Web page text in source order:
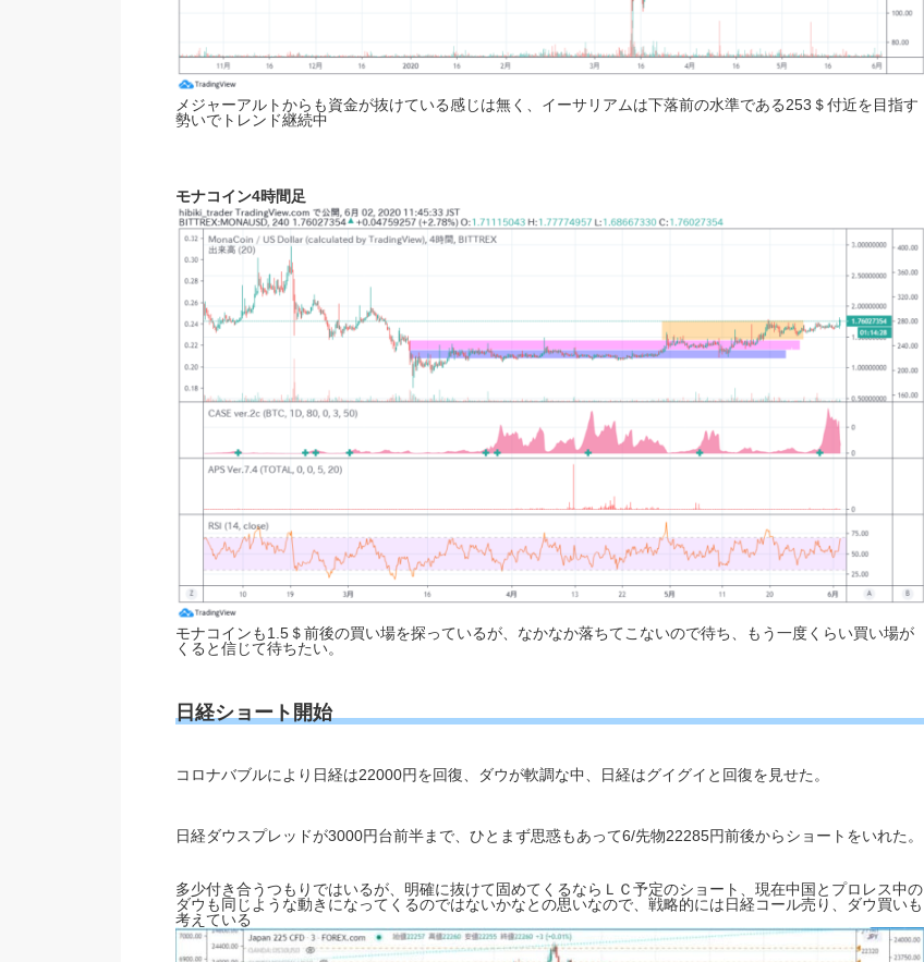
メジャーアルトからも資金が抜けている感じは無く、イーサリアムは下落前の水準である253＄付近を目指す
勢いでトレンド継続中
モナコイン4時間足
モナコインも1.5＄前後の買い場を探っているが、なかなか落ちてこないので待ち、もう一度くらい買い場が
くると信じて待ちたい。
日経ショート開始
コロナバブルにより日経は22000円を回復、ダウが軟調な中、日経はグイグイと回復を見せた。
日経ダウスプレッドが3000円台前半まで、ひとまず思惑もあって6/先物22285円前後からショートをいれた。
多少付き合うつもりではいるが、明確に抜けて固めてくるならＬＣ予定のショート、現在中国とプロレス中の
ダウも同じような動きになってくるのではないかなとの思いなので、戦略的には日経コール売り、ダウ買いも
考えている